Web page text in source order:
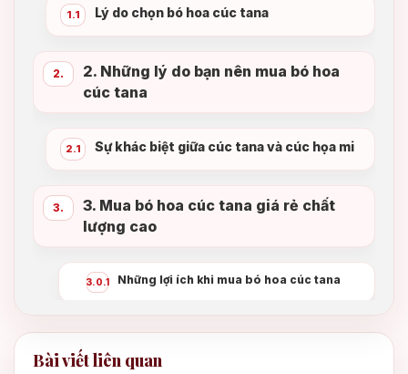
1.1 Lý do chọn bó hoa cúc tana
2.
2. Những lý do bạn nên mua bó hoa
cúc tana
2.1 Sự khác biệt giữa cúc tana và cúc họa mi
3.
3. Mua bó hoa cúc tana giá rẻ chất
lượng cao
3.0.1 Những lợi ích khi mua bó hoa cúc tana
4. Kết luận
Bài viết liên quan